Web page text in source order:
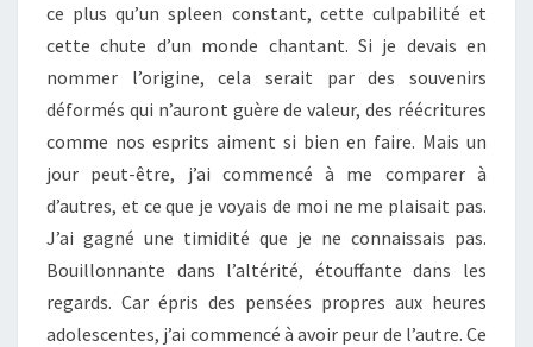
ce plus qu’un spleen constant, cette culpabilité et
cette chute d’un monde chantant. Si je devais en
nommer l’origine, cela serait par des souvenirs
déformés qui n’auront guère de valeur, des réécritures
comme nos esprits aiment si bien en faire. Mais un
jour peut-être, j’ai commencé à me comparer à
d’autres, et ce que je voyais de moi ne me plaisait pas.
J’ai gagné une timidité que je ne connaissais pas.
Bouillonnante dans l’altérité, étouffante dans les
regards. Car épris des pensées propres aux heures
adolescentes, j’ai commencé à avoir peur de l’autre. Ce